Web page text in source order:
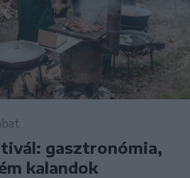
gasztronómia,
kalandok